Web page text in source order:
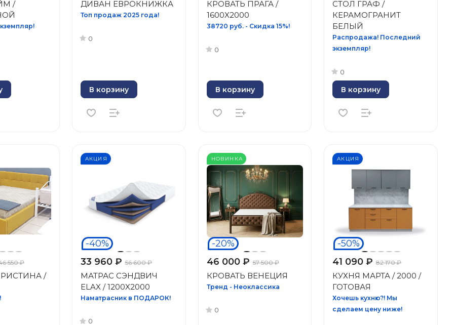
/
ДИВАН EВРОКНИЖКА
Топ продаж 2025 года!
0
В корзину
КРОВАТЬ ПРАГА /
1600X2000
38720 руб. - Скидка 15%!
0
В корзину
СТОЛ ГРАФ /
КЕРАМОГРАНИТ
БЕЛЫЙ
Распродажа! Последний
экземпляр!
0
В корзину
550 ₽
/
АКЦИЯ
-40%
33 960 ₽ 56 600 ₽
МАТРАС СЭНДВИЧ
ELAX / 1200X2000
Наматрасник в ПОДАРОК!
0
НОВИНКА
-20%
46 000 ₽ 57 500 ₽
КРОВАТЬ ВЕНЕЦИЯ
Тренд - Неоклассика
0
АКЦИЯ
-50%
41 090 ₽ 82 170 ₽
КУХНЯ МАРТА / 2000 /
ГОТОВАЯ
Хочешь кухню?! Мы
сделаем цену ниже!